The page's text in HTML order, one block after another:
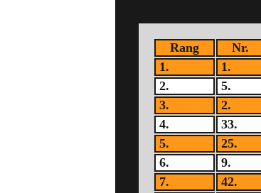
Rang Nr.
1.
1.
2.
5.
3.
2.
4.
33.
5.
25.
6.
9.
7.
42.